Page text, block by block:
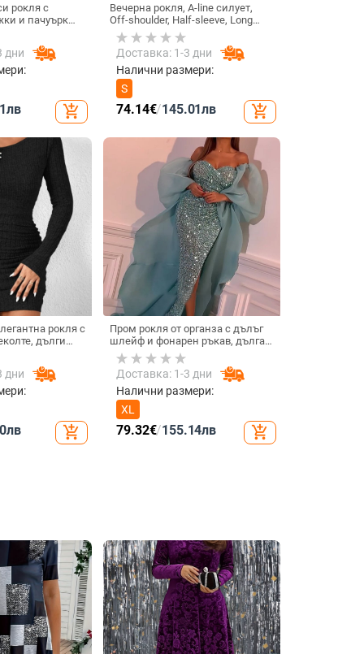
рокля с
и пачуърк
силуета,
висока талия
дни
лв add_shopping_cart
Вечерна рокля, A-line силует,
Off-shoulder, Half-sleeve, Long
skirt, Polyester fabric
Доставка: 1-3 дни
Налични размери:
S
74.14€/145.01лв add_shopping_cart
рокля с
дълги
средна
дължина
дни
лв add_shopping_cart
Пром рокля от органза с дълъг
шлейф и фонарен ръкав, дълга
пола — Пролет 2024
Доставка: 1-3 дни
Налични размери:
XL
79.32€/155.14лв add_shopping_cart